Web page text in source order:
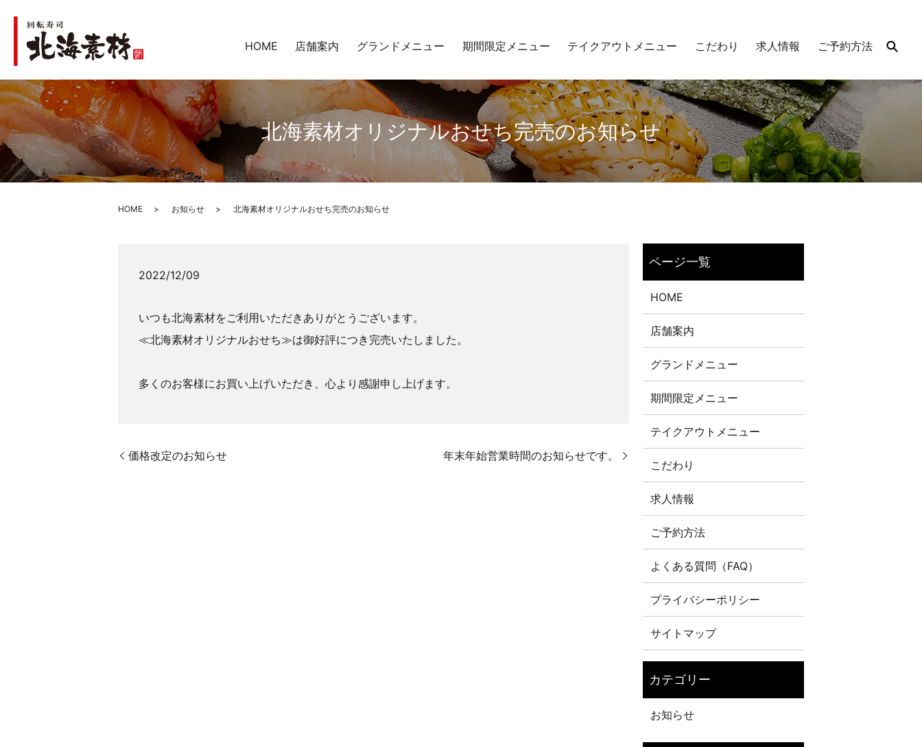
HOME 店舗案内 グランドメニュー 期間限定メニュー テイクアウトメニュー こだわり 求人情報 ご予約方法
北海素材オリジナルおせち完売のお知らせ
HOME お知らせ 北海素材オリジナルおせち完売のお知らせ
2022/12/09
いつも北海素材をご利用いただきありがとうございます。
≪北海素材オリジナルおせち≫は御好評につき完売いたしました。
多くのお客様にお買い上げいただき、心より感謝申し上げます。
価格改定のお知らせ 年末年始営業時間のお知らせです。
HOME
店舗案内
グランドメニュー
期間限定メニュー
テイクアウトメニュー
こだわり
求人情報
ご予約方法
よくある質問（FAQ）
プライバシーポリシー
サイトマップ
お知らせ